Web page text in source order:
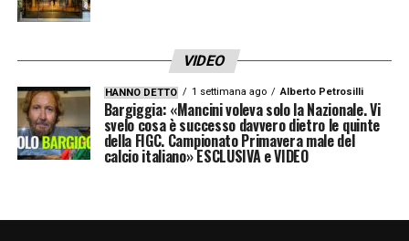
bonus scommesse
seguenti link:
SCOPRI LA PROMO LOTTOMATICA
SCOPRI LA PROMO GOLDBET
VIDEO
HANNO DETTO 1 settimana ago Alberto Petrosilli
Bargiggia: «Mancini voleva solo la Nazionale. Vi
svelo cosa è successo davvero dietro le quinte
della FIGC. Campionato Primavera male del
calcio italiano» ESCLUSIVA e VIDEO